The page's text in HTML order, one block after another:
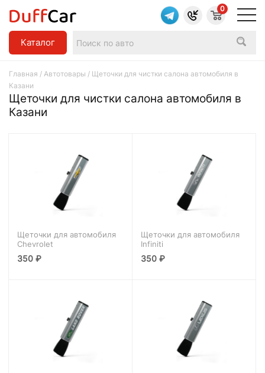
Каталог
0
Главная / Автотовары / Щеточки для чистки салона автомобиля в
Казани
Щеточки для чистки салона автомобиля в
Казани
Щеточки для автомобиля
Chevrolet
350₽
Щеточки для автомобиля
Infiniti
350₽